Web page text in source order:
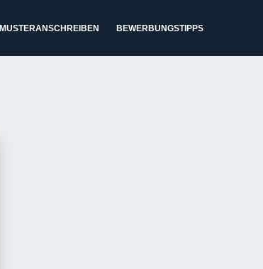
MUSTERANSCHREIBEN BEWERBUNGSTIPPS